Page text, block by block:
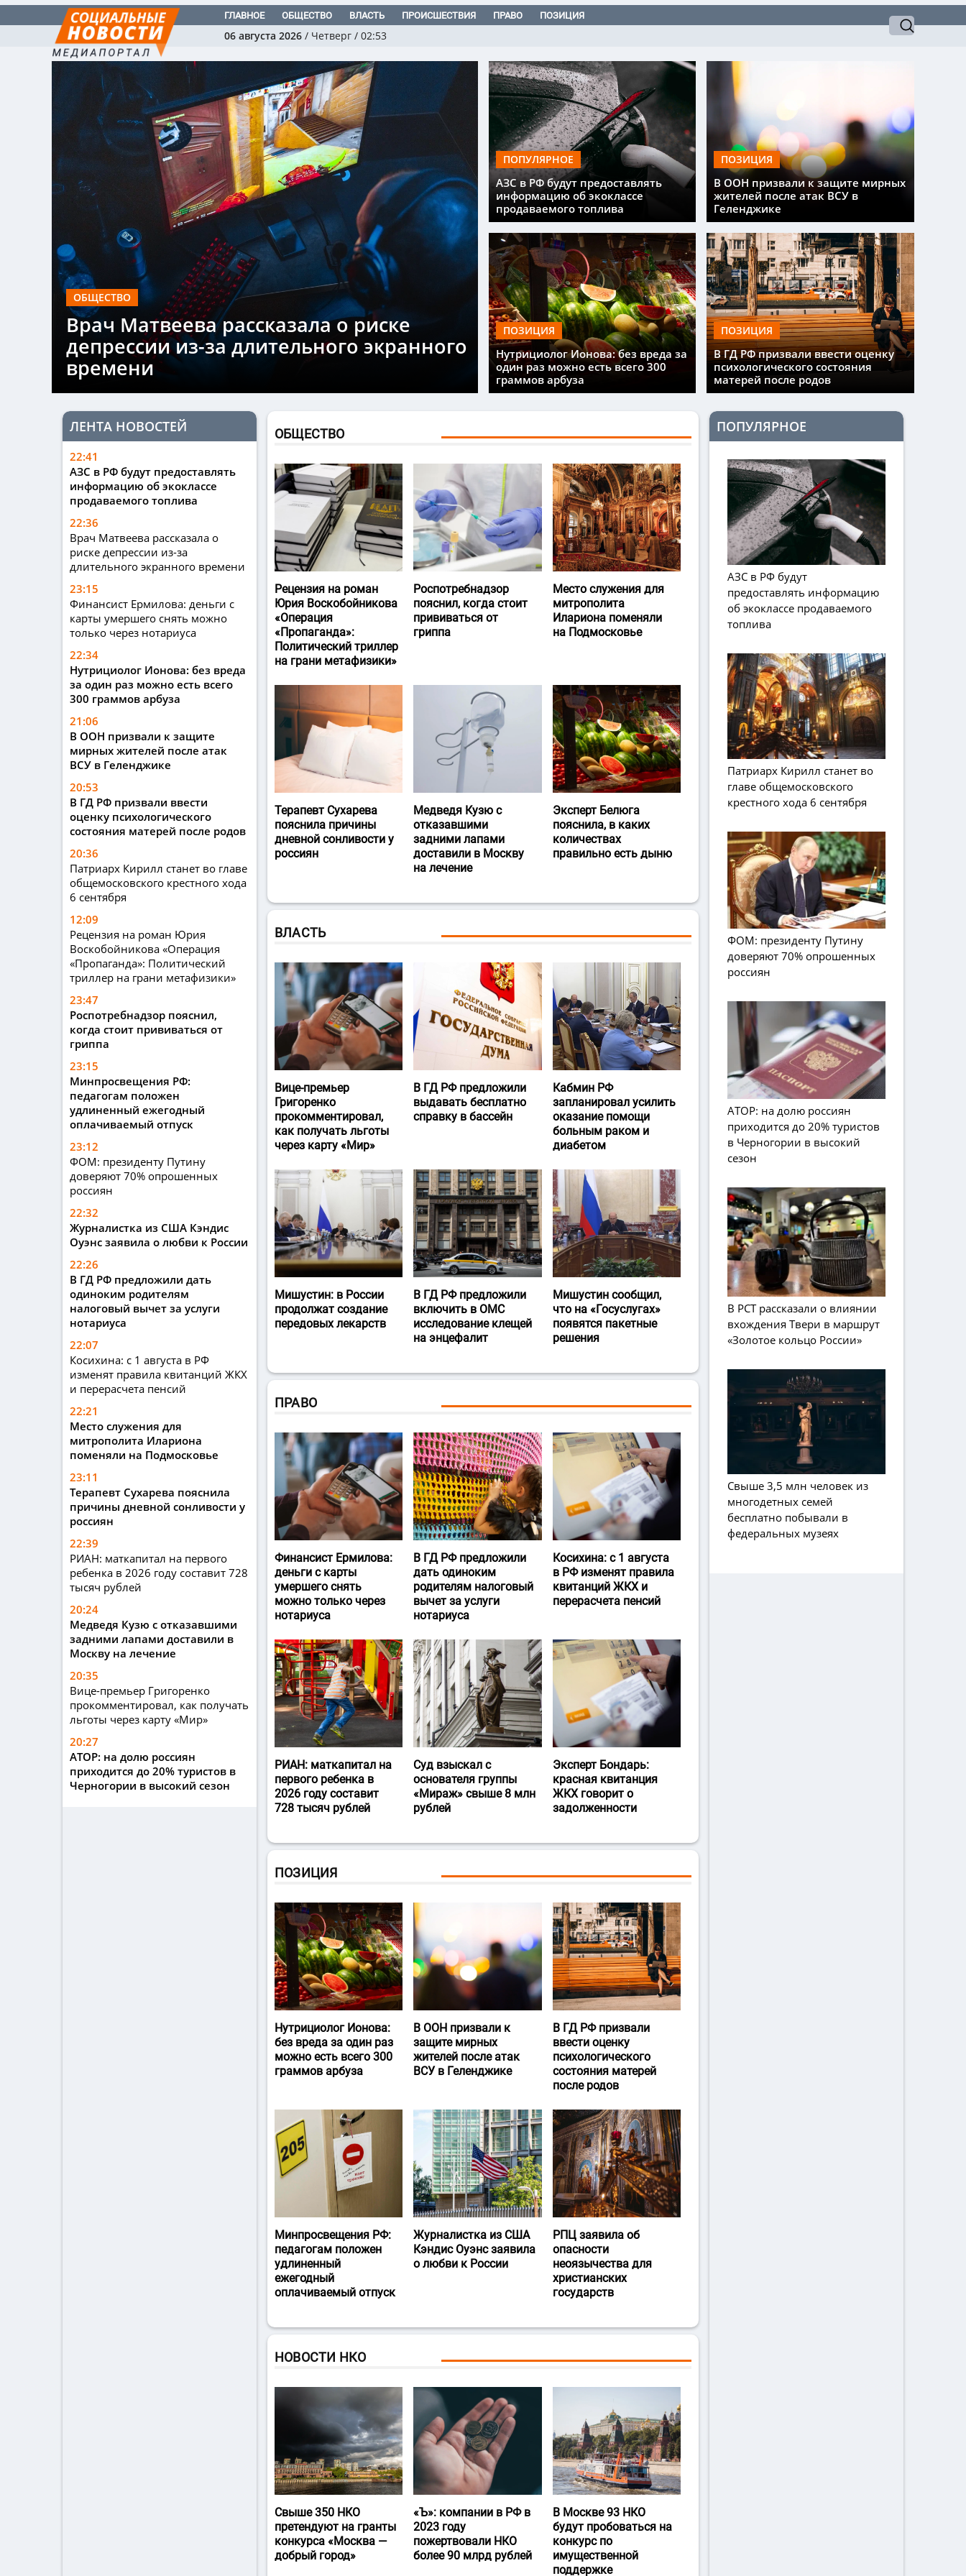
ГЛАВНОЕ ОБЩЕСТВО ВЛАСТЬ ПРОИСШЕСТВИЯ ПРАВО ПОЗИЦИЯ
06 августа 2026 / Четверг / 02:53
ОБЩЕСТВО
Врач Матвеева рассказала о риске
депрессии из-за длительного экранного
времени
ПОПУЛЯРНОЕ
АЗС в РФ будут предоставлять
информацию об экоклассе
продаваемого топлива
ПОЗИЦИЯ
Нутрициолог Ионова: без вреда за
один раз можно есть всего 300
граммов арбуза
ПОЗИЦИЯ
В ООН призвали к защите мирных
жителей после атак ВСУ в
Геленджике
ПОЗИЦИЯ
В ГД РФ призвали ввести оценку
психологического состояния
матерей после родов
ЛЕНТА НОВОСТЕЙ
22:41
АЗС в РФ будут предоставлять
информацию об экоклассе
продаваемого топлива
22:36
Врач Матвеева рассказала о
риске депрессии из-за
длительного экранного времени
23:15
Финансист Ермилова: деньги с
карты умершего снять можно
только через нотариуса
22:34
Нутрициолог Ионова: без вреда
за один раз можно есть всего
300 граммов арбуза
21:06
В ООН призвали к защите
мирных жителей после атак
ВСУ в Геленджике
20:53
В ГД РФ призвали ввести
оценку психологического
состояния матерей после родов
20:36
Патриарх Кирилл станет во главе
общемосковского крестного хода
6 сентября
12:09
Рецензия на роман Юрия
Воскобойникова «Операция
«Пропаганда»: Политический
триллер на грани метафизики»
23:47
Роспотребнадзор пояснил,
когда стоит прививаться от
гриппа
23:15
Минпросвещения РФ:
педагогам положен
удлиненный ежегодный
оплачиваемый отпуск
23:12
ФОМ: президенту Путину
доверяют 70% опрошенных
россиян
22:32
Журналистка из США Кэндис
Оуэнс заявила о любви к России
22:26
В ГД РФ предложили дать
одиноким родителям
налоговый вычет за услуги
нотариуса
22:07
Косихина: с 1 августа в РФ
изменят правила квитанций ЖКХ
и перерасчета пенсий
22:21
Место служения для
митрополита Илариона
поменяли на Подмосковье
23:11
Терапевт Сухарева пояснила
причины дневной сонливости у
россиян
22:39
РИАН: маткапитал на первого
ребенка в 2026 году составит 728
тысяч рублей
20:24
Медведя Кузю с отказавшими
задними лапами доставили в
Москву на лечение
20:35
Вице-премьер Григоренко
прокомментировал, как получать
льготы через карту «Мир»
20:27
АТОР: на долю россиян
приходится до 20% туристов в
Черногории в высокий сезон
ОБЩЕСТВО
Рецензия на роман
Юрия Воскобойникова
«Операция
«Пропаганда»:
Политический триллер
на грани метафизики»
Роспотребнадзор
пояснил, когда стоит
прививаться от
гриппа
Место служения для
митрополита
Илариона поменяли
на Подмосковье
Терапевт Сухарева
пояснила причины
дневной сонливости у
россиян
Медведя Кузю с
отказавшими
задними лапами
доставили в Москву
на лечение
Эксперт Белюга
пояснила, в каких
количествах
правильно есть дыню
ВЛАСТЬ
Вице-премьер
Григоренко
прокомментировал,
как получать льготы
через карту «Мир»
В ГД РФ предложили
выдавать бесплатно
справку в бассейн
Кабмин РФ
запланировал усилить
оказание помощи
больным раком и
диабетом
Мишустин: в России
продолжат создание
передовых лекарств
В ГД РФ предложили
включить в ОМС
исследование клещей
на энцефалит
Мишустин сообщил,
что на «Госуслугах»
появятся пакетные
решения
ПРАВО
Финансист Ермилова:
деньги с карты
умершего снять
можно только через
нотариуса
В ГД РФ предложили
дать одиноким
родителям налоговый
вычет за услуги
нотариуса
Косихина: с 1 августа
в РФ изменят правила
квитанций ЖКХ и
перерасчета пенсий
РИАН: маткапитал на
первого ребенка в
2026 году составит
728 тысяч рублей
Суд взыскал с
основателя группы
«Мираж» свыше 8 млн
рублей
Эксперт Бондарь:
красная квитанция
ЖКХ говорит о
задолженности
ПОЗИЦИЯ
Нутрициолог Ионова:
без вреда за один раз
можно есть всего 300
граммов арбуза
В ООН призвали к
защите мирных
жителей после атак
ВСУ в Геленджике
В ГД РФ призвали
ввести оценку
психологического
состояния матерей
после родов
Минпросвещения РФ:
педагогам положен
удлиненный
ежегодный
оплачиваемый отпуск
Журналистка из США
Кэндис Оуэнс заявила
о любви к России
РПЦ заявила об
опасности
неоязычества для
христианских
государств
НОВОСТИ НКО
Свыше 350 НКО
претендуют на гранты
конкурса «Москва —
добрый город»
«Ъ‎»: компании в РФ в
2023 году
пожертвовали НКО
более 90 млрд рублей
В Москве 93 НКО
будут пробоваться на
конкурс по
имущественной
поддержке
ПОПУЛЯРНОЕ
АЗС в РФ будут
предоставлять информацию
об экоклассе продаваемого
топлива
Патриарх Кирилл станет во
главе общемосковского
крестного хода 6 сентября
ФОМ: президенту Путину
доверяют 70% опрошенных
россиян
АТОР: на долю россиян
приходится до 20% туристов
в Черногории в высокий
сезон
В РСТ рассказали о влиянии
вхождения Твери в маршрут
«Золотое кольцо России»
Свыше 3,5 млн человек из
многодетных семей
бесплатно побывали в
федеральных музеях